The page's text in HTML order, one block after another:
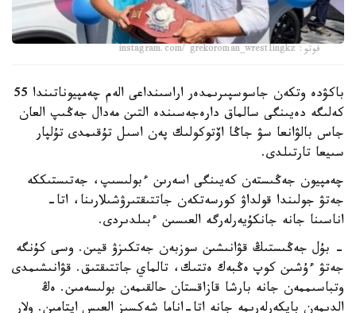
فوتو: instagram.com/ grekoroman_wrestlingkz
باكۋدە وتكەن جاسوسپىرىمدەر اراسىنداعى الەم چەمپيوناتىندا 55
كەلىگە دەيىنگى سالماق دارەجەسىندە التىن مەدال جەڭىپ العان
جاس بالۋانعا سۋ جاڭا اۆتوكولىك پەن اسىل تۇقىمدى تۇلپار
سىيعا تارتىلدى.
چەمپيون جەڭىستەن كەيىنگى اسەرىن ءبولىسىپ، جەتىستىككە
جەتۋ جولىندا قولداۋ كورسەتكەن جاتتىقتىرۋشىلارىنا، اتا-
اناسىنا جانە جانكۇيەرلەرگە العىسىن ءبىلدىردى.
- بۇل جەڭىستىڭ قۋانىشىن سوزبەن جەتكىزۋ قيىن. وسى كۇنگە
جەتۋ ءۇشىن كوپ ەڭبەك ەتتىك، تالماي جاتتىقتىق. قۋانىشىمدى
وتباسىممەن جانە بارشا قازاقستان حالقىمەن بولىسەمىن. ەڭ